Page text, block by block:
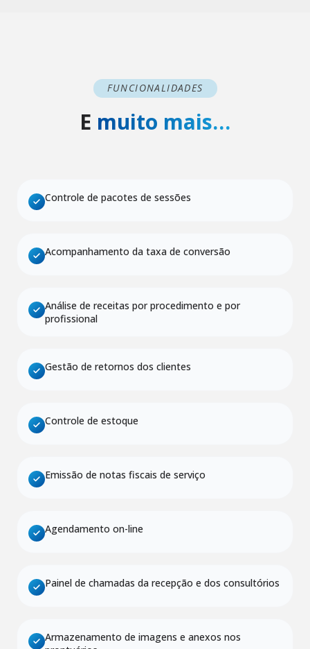
FUNCIONALIDADES
E muito mais…
Controle de pacotes de sessões
Acompanhamento da taxa de conversão
Análise de receitas por procedimento e por
profissional
Gestão de retornos dos clientes
Controle de estoque
Emissão de notas fiscais de serviço
Agendamento on-line
Painel de chamadas da recepção e dos consultórios
Armazenamento de imagens e anexos nos